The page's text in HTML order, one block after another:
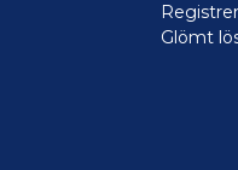
Glömt